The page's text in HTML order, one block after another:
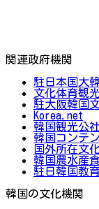
関連政府機関
駐日本国大
文化体育観
駐大阪韓国
Korea.net
韓国観光公社
韓国コンテ
国外所在文
韓国農水産
駐日韓国教
韓国の文化機関